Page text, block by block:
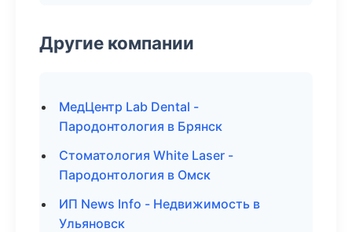
Другие компании
МедЦентр Lab Dental -
Пародонтология в Брянск
Стоматология White Laser -
Пародонтология в Омск
ИП News Info - Недвижимость в
Ульяновск